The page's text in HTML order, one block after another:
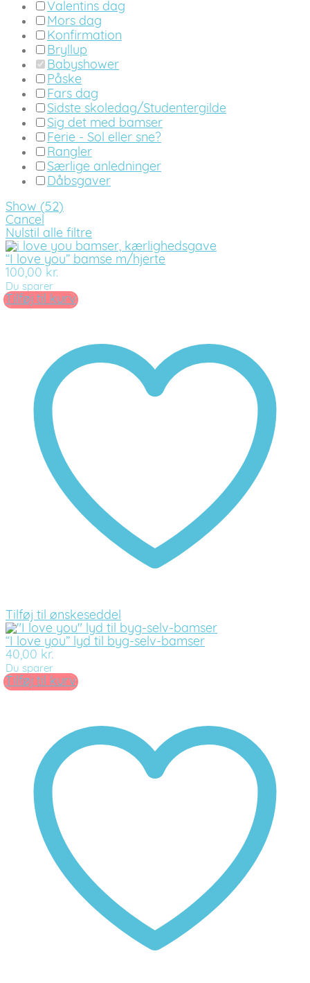
Valentins dag
Mors dag
Konfirmation
Bryllup
Babyshower
Påske
Fars dag
Sidste skoledag/Studentergilde
Sig det med bamser
Ferie - Sol eller sne?
Rangler
Særlige anledninger
Dåbsgaver
Show (52)
Cancel
Nulstil alle filtre
“I love you” bamse m/hjerte
100,00 kr.
Du sparer
Tilføj til kurv
Tilføj til ønskeseddel
“I love you” lyd til byg-selv-bamser
40,00 kr.
Du sparer
Tilføj til kurv